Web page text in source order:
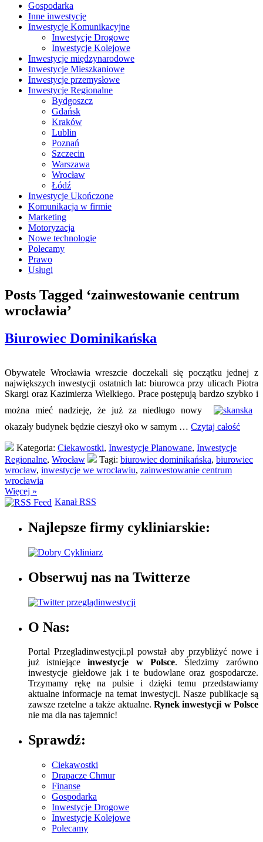
Gospodarka
Inne inwestycje
Inwestycje Komunikacyjne
Inwestycje Drogowe
Inwestycje Kolejowe
Inwestycje międzynarodowe
Inwestycje Mieszkaniowe
Inwestycje przemysłowe
Inwestycje Regionalne
Bydgoszcz
Gdańsk
Kraków
Lublin
Poznań
Szczecin
Warszawa
Wrocław
Łódź
Inwestycje Ukończone
Komunikacja w firmie
Marketing
Motoryzacja
Nowe technologie
Polecamy
Prawo
Usługi
Posts Tagged ‘zainwestowanie centrum
wrocławia’
Biurowiec Dominikańska
Obywatele Wrocławia wreszcie doczekali się początku jednej z
największych inwestycji ostatnich lat: biurowca przy ulicach Piotra
Skargi oraz Kazimierza Wielkiego. Prace postępują bardzo szybko i
można mieć nadzieję, że już za niedługo nowy
okazały budynek będzie cieszył oko w samym … Czytaj całość
Kategoria: Ciekawostki, Inwestycje Planowane, Inwestycje
Regionalne, Wrocław Tagi: biurowiec dominikańska, biurowiec
wrocław, inwestycje we wrocławiu, zainwestowanie centrum
wrocławia
Więcej »
Kanał RSS
Najlepsze firmy cykliniarskie:
Obserwuj nas na Twitterze
O Nas:
Portal Przegladinwestycji.pl powstał aby przybliżyć nowe i
już istniejąceinwestycje w Polsce. Śledzimy zarówno
inwestycje giełdowe jak i te budowlane oraz gospodarcze.
Trzymamy rękę na pulsie i dzięki temu przedstawiamy
aktualne informacje na temat inwestycji. Nasze publikacje są
zawsze rzetelne a także aktualne. Rynek inwestycji w Polsce
nie ma dla nas tajemnic!
Sprawdź:
Ciekawostki
Drapacze Chmur
Finanse
Gospodarka
Inwestycje Drogowe
Inwestycje Kolejowe
Polecamy